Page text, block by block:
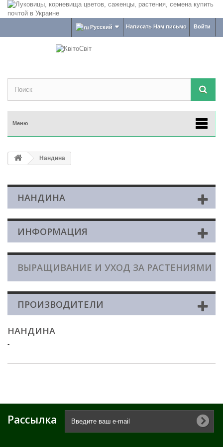
Войти
Написать Нам письмо
Русский
Меню
Нандина
НАНДИНА
ИНФОРМАЦИЯ
ВЫРАЩИВАНИЕ И УХОД ЗА РАСТЕНИЯМИ
ПРОИЗВОДИТЕЛИ
НАНДИНА
-
Рассылка